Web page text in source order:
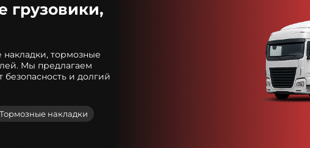
грузовики,
тормозные
Мы предлагаем
и долгий
Тормозные накладки